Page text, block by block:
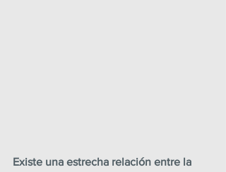
Existe una estrecha relación entre la